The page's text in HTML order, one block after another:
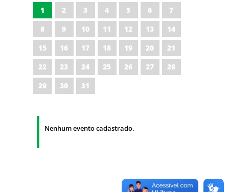
1 2 3 4 5 6
7
8
9 10 11 12 13
14
15
16 17 18 19 20
21
22
23 24 25 26 27
28
29
30 31
Nenhum evento cadastrado.